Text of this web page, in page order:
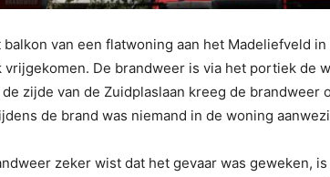
van een flatwoning aan het Madeliefveld
De brandweer is via het portiek de
zijde van de Zuidplaslaan kreeg de brandweer
de brand was niemand in de woning
zeker wist dat het gevaar was geweken,